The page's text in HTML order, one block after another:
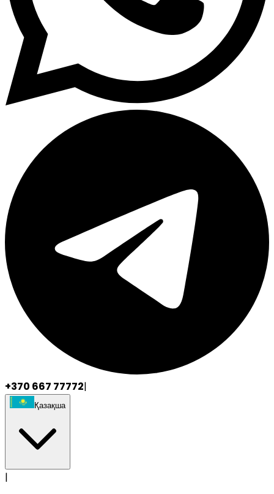
+370 667 77772|
Қазақша
|